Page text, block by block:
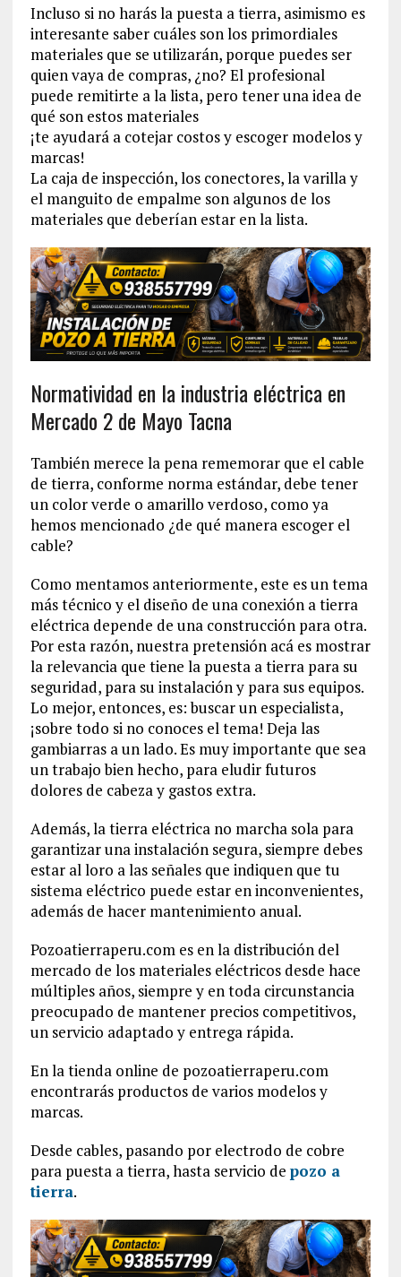
Incluso si no harás la puesta a tierra, asimismo es
interesante saber cuáles son los primordiales
materiales que se utilizarán, porque puedes ser
quien vaya de compras, ¿no? El profesional
puede remitirte a la lista, pero tener una idea de
qué son estos materiales
¡te ayudará a cotejar costos y escoger modelos y
marcas!
La caja de inspección, los conectores, la varilla y
el manguito de empalme son algunos de los
materiales que deberían estar en la lista.
Normatividad en la industria eléctrica en
Mercado 2 de Mayo Tacna
También merece la pena rememorar que el cable
de tierra, conforme norma estándar, debe tener
un color verde o amarillo verdoso, como ya
hemos mencionado ¿de qué manera escoger el
cable?
Como mentamos anteriormente, este es un tema
más técnico y el diseño de una conexión a tierra
eléctrica depende de una construcción para otra.
Por esta razón, nuestra pretensión acá es mostrar
la relevancia que tiene la puesta a tierra para su
seguridad, para su instalación y para sus equipos.
Lo mejor, entonces, es: buscar un especialista,
¡sobre todo si no conoces el tema! Deja las
gambiarras a un lado. Es muy importante que sea
un trabajo bien hecho, para eludir futuros
dolores de cabeza y gastos extra.
Además, la tierra eléctrica no marcha sola para
garantizar una instalación segura, siempre debes
estar al loro a las señales que indiquen que tu
sistema eléctrico puede estar en inconvenientes,
además de hacer mantenimiento anual.
Pozoatierraperu.com es en la distribución del
mercado de los materiales eléctricos desde hace
múltiples años, siempre y en toda circunstancia
preocupado de mantener precios competitivos,
un servicio adaptado y entrega rápida.
En la tienda online de pozoatierraperu.com
encontrarás productos de varios modelos y
marcas.
Desde cables, pasando por electrodo de cobre
para puesta a tierra, hasta servicio de pozo a
tierra.